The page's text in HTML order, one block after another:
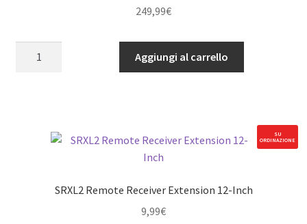
249,99€
Aggiungi al carrello
SU
ORDINAZIONE
SRXL2 Remote Receiver Extension 12-Inch
9,99€